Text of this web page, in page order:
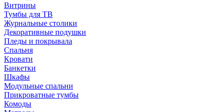
Витрины
Тумбы для ТВ
Журнальные столики
Декоративные подушки
Пледы и покрывала
Спальня
Кровати
Банкетки
Шкафы
Модульные спальни
Прикроватные тумбы
Комоды